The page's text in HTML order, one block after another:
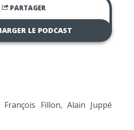
PARTAGER
LE PODCAST
François Fillon, Alain Juppé